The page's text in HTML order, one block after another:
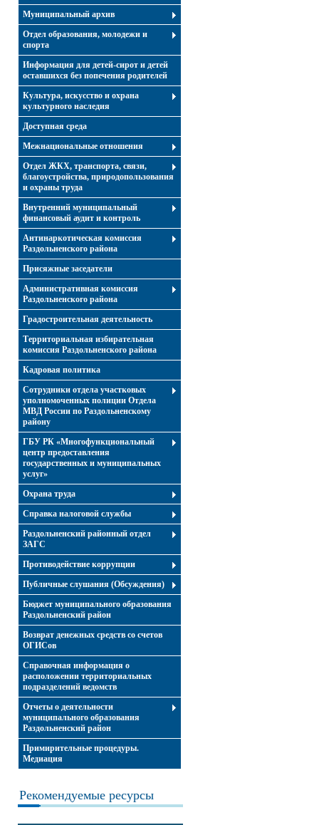
Муниципальный архив
Отдел образования, молодежи и
спорта
Информация для детей-сирот и детей
оставшихся без попечения родителей
Культура, искусство и охрана
культурного наследия
Доступная среда
Межнациональные отношения
Отдел ЖКХ, транспорта, связи,
благоустройства, природопользования
и охраны труда
Внутренний муниципальный
финансовый аудит и контроль
Антинаркотическая комиссия
Раздольненского района
Присяжные заседатели
Административная комиссия
Раздольненского района
Градостроительная деятельность
Территориальная избирательная
комиссия Раздольненского района
Кадровая политика
Сотрудники отдела участковых
уполномоченных полиции Отдела
МВД России по Раздольненскому
району
ГБУ РК «Многофункциональный
центр предоставления
государственных и муниципальных
услуг»
Охрана труда
Справка налоговой службы
Раздольненский районный отдел
ЗАГС
Противодействие коррупции
Публичные слушания (Обсуждения)
Бюджет муниципального образования
Раздольненский район
Возврат денежных средств со счетов
ОГИСов
Справочная информация о
расположении территориальных
подразделений ведомств
Отчеты о деятельности
муниципального образования
Раздольненский район
Примирительные процедуры.
Медиация
Рекомендуемые ресурсы